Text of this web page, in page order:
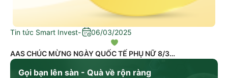
Gọi bạn lên sàn - Quà về rộn ràng
Tin tức Smart Invest- 06/03/2025
AAS CHÚC MỪNG NGÀY QUỐC TẾ PHỤ NỮ 8/3